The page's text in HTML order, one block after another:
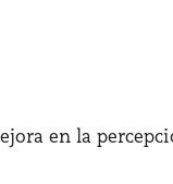
en la